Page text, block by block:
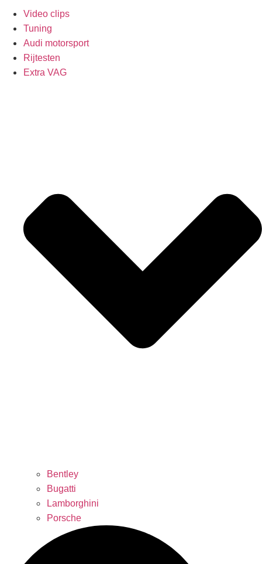
Video clips
Tuning
Audi motorsport
Rijtesten
Extra VAG
Bentley
Bugatti
Lamborghini
Porsche